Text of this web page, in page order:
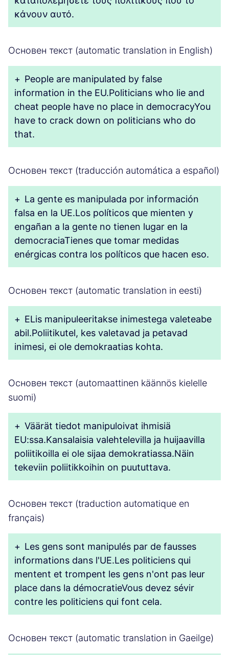
κάνουν αυτό.
Основен текст (automatic translation in English)
+ People are manipulated by false
information in the EU.Politicians who lie and
cheat people have no place in democracyYou
have to crack down on politicians who do
that.
Основен текст (traducción automática a español)
+ La gente es manipulada por información
falsa en la UE.Los políticos que mienten y
engañan a la gente no tienen lugar en la
democraciaTienes que tomar medidas
enérgicas contra los políticos que hacen eso.
Основен текст (automatic translation in eesti)
+ ELis manipuleeritakse inimestega valeteabe
abil.Poliitikutel, kes valetavad ja petavad
inimesi, ei ole demokraatias kohta.
Основен текст (automaattinen käännös kielelle
suomi)
+ Väärät tiedot manipuloivat ihmisiä
EU:ssa.Kansalaisia valehtelevilla ja huijaavilla
poliitikoilla ei ole sijaa demokratiassa.Näin
tekeviin poliitikkoihin on puututtava.
Основен текст (traduction automatique en
français)
+ Les gens sont manipulés par de fausses
informations dans l'UE.Les politiciens qui
mentent et trompent les gens n'ont pas leur
place dans la démocratieVous devez sévir
contre les politiciens qui font cela.
Основен текст (automatic translation in Gaeilge)